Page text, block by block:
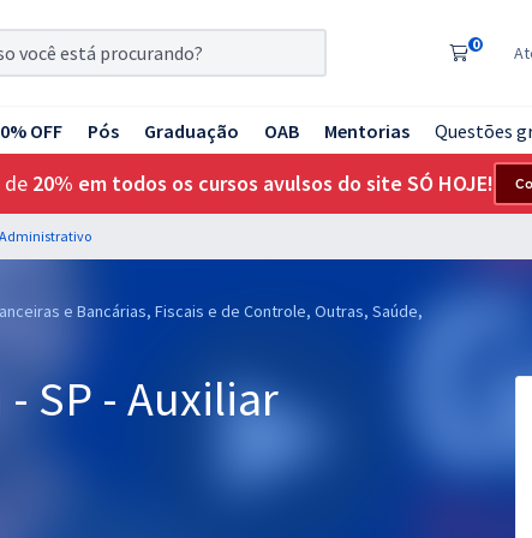
0
OFF Pós Graduação OAB Mentorias Questões
de 20% em todos os cursos avulsos do site SÓ HOJE!
Administrativo
e Bancárias, Fiscais e de Controle, Outras, Saúde,
SP - Auxiliar